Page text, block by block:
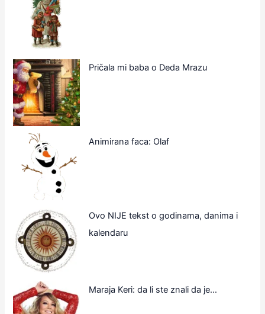
Pričala mi baba o Deda Mrazu
Animirana faca: Olaf
Ovo NIJE tekst o godinama, danima i
kalendaru
Maraja Keri: da li ste znali da je…